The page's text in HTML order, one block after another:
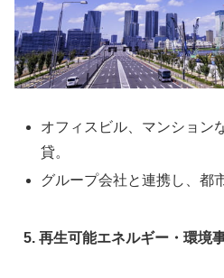
オフィスビル、マンション
貸。
グループ会社と連携し、都
5. 再生可能エネルギー・環境